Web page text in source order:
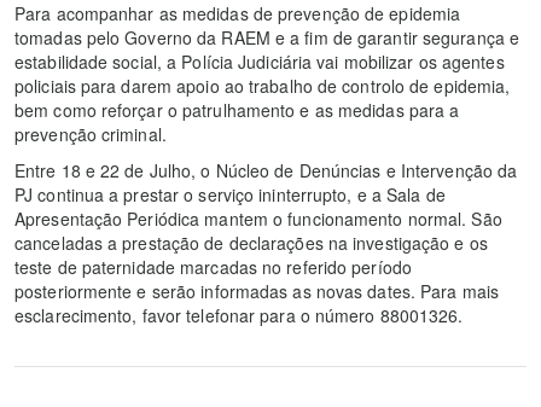
Para acompanhar as medidas de prevenção de epidemia
tomadas pelo Governo da RAEM e a fim de garantir segurança e
estabilidade social, a Polícia Judiciária vai mobilizar os agentes
policiais para darem apoio ao trabalho de controlo de epidemia,
bem como reforçar o patrulhamento e as medidas para a
prevenção criminal.
Entre 18 e 22 de Julho, o Núcleo de Denúncias e Intervenção da
PJ continua a prestar o serviço ininterrupto, e a Sala de
Apresentação Periódica mantem o funcionamento normal. São
canceladas a prestação de declarações na investigação e os
teste de paternidade marcadas no referido período
posteriormente e serão informadas as novas dates. Para mais
esclarecimento, favor telefonar para o número 88001326.